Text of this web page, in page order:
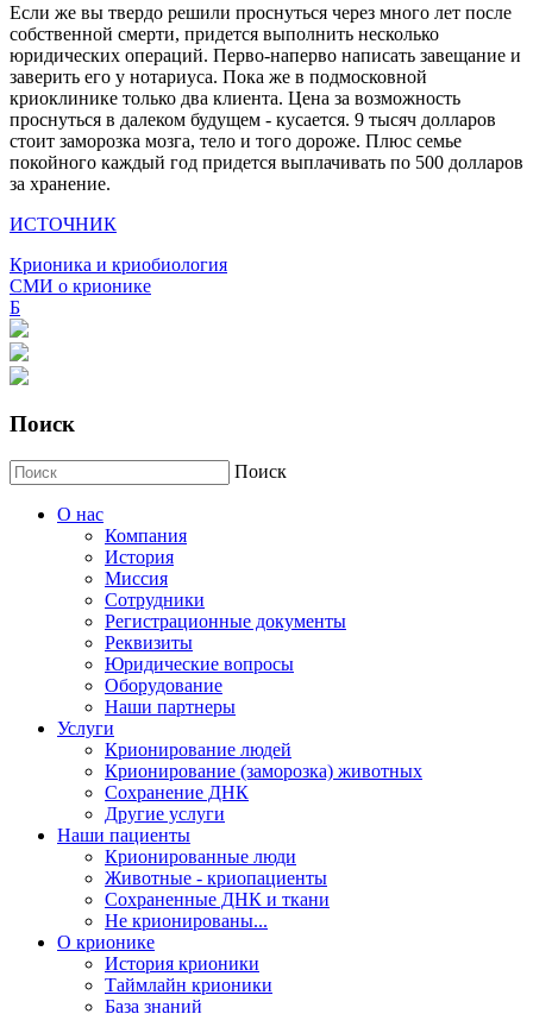
Если же вы твердо решили проснуться через много лет после
собственной смерти, придется выполнить несколько
юридических операций. Перво-наперво написать завещание и
заверить его у нотариуса. Пока же в подмосковной
криоклинике только два клиента. Цена за возможность
проснуться в далеком будущем - кусается. 9 тысяч долларов
стоит заморозка мозга, тело и того дороже. Плюс семье
покойного каждый год придется выплачивать по 500 долларов
за хранение.
ИСТОЧНИК
Крионика и криобиология
СМИ о крионике
Б
Поиск
Поиск
О нас
Компания
История
Миссия
Сотрудники
Регистрационные документы
Реквизиты
Юридические вопросы
Оборудование
Наши партнеры
Услуги
Крионирование людей
Крионирование (заморозка) животных
Сохранение ДНК
Другие услуги
Наши пациенты
Крионированные люди
Животные - криопациенты
Сохраненные ДНК и ткани
Не крионированы...
О крионике
История крионики
Таймлайн крионики
База знаний